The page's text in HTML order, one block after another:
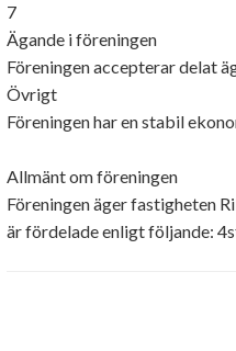
7
Ägande i föreningen
Föreningen accepterar delat
Övrigt
Föreningen har en stabil
Allmänt om föreningen
Föreningen äger fastigheten
är fördelade enligt följande: